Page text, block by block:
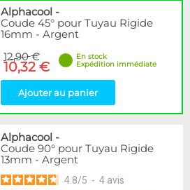
Alphacool -
Coude 45° pour Tuyau Rigide
16mm - Argent
12,90 €
10,32 €
En stock
Expédition immédiate
Ajouter au panier
Alphacool -
Coude 90° pour Tuyau Rigide
13mm - Argent
4.8/5 - 4 avis